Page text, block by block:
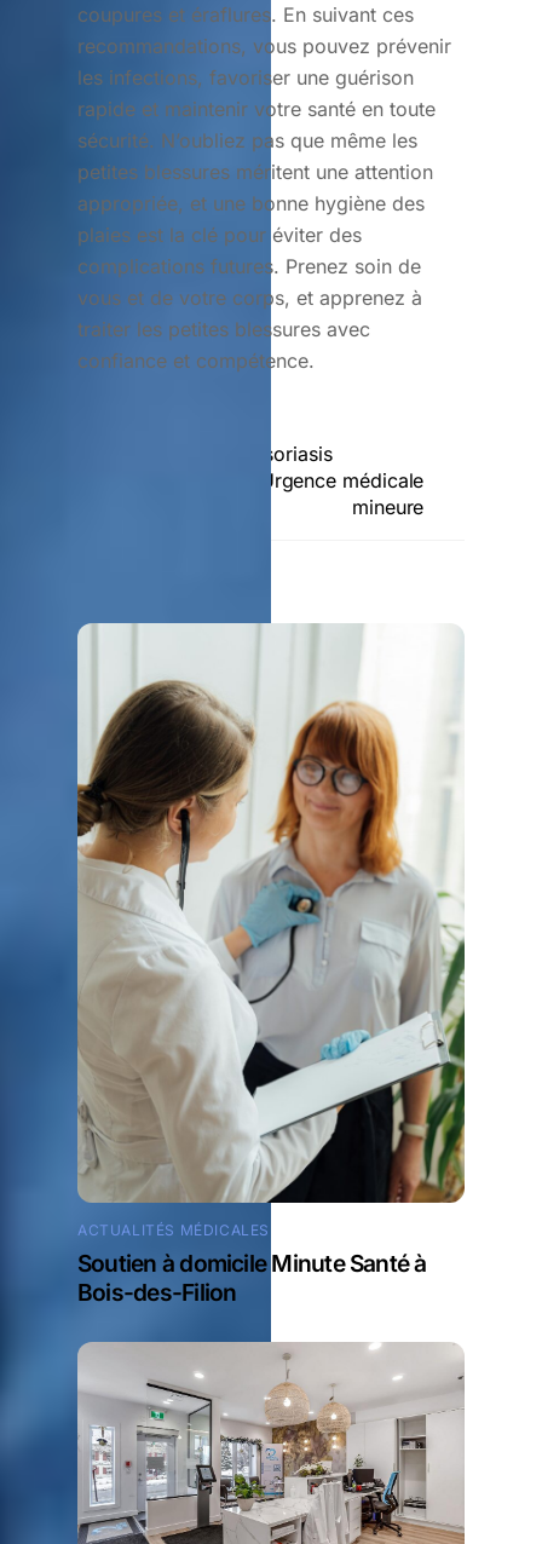
coupures et éraflures. En suivant ces
recommandations, vous pouvez prévenir
les infections, favoriser une guérison
rapide et maintenir votre santé en toute
sécurité. N’oubliez pas que même les
petites blessures méritent une attention
appropriée, et une bonne hygiène des
plaies est la clé pour éviter des
complications futures. Prenez soin de
vous et de votre corps, et apprenez à
traiter les petites blessures avec
confiance et compétence.
L’eczéma et le psoriasis
Brûlures légères – Urgence médicale
mineure
ACTUALITÉS MÉDICALES
Soutien à domicile Minute Santé à
Bois-des-Filion